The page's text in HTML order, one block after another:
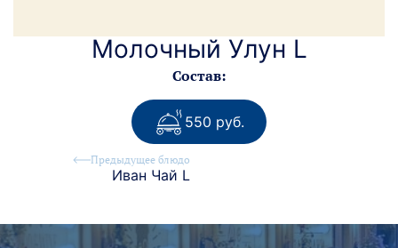
Молочный Улун L
Состав:
550 руб.
Предыдущее блюдо
Иван Чай L